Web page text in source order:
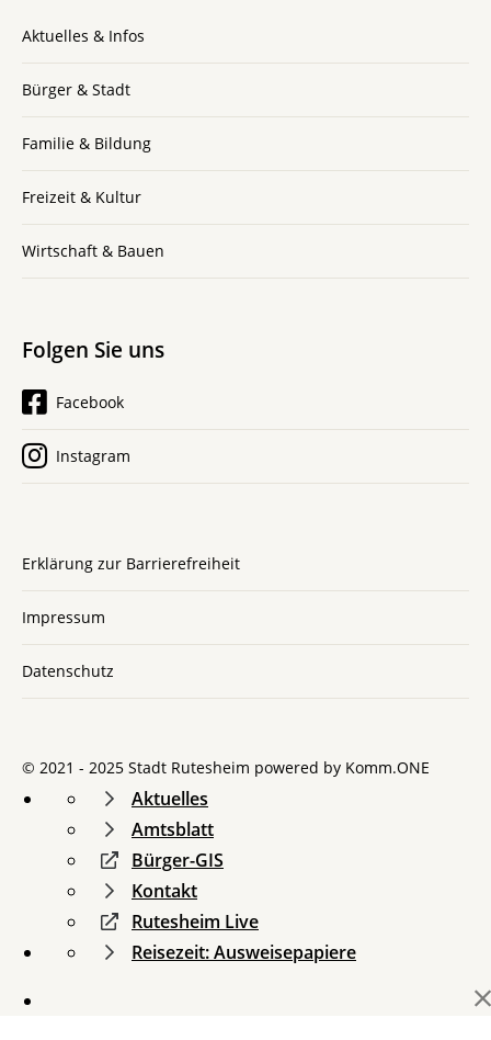
Aktuelles & Infos
Bürger & Stadt
Familie & Bildung
Freizeit & Kultur
Wirtschaft & Bauen
Folgen Sie uns
Facebook
Instagram
Erklärung zur Barrierefreiheit
Impressum
Datenschutz
© 2021 - 2025 Stadt Rutesheim powered by Komm.ONE
Aktuelles
Amtsblatt
Bürger-GIS
Kontakt
Rutesheim Live
Reisezeit: Ausweisepapiere